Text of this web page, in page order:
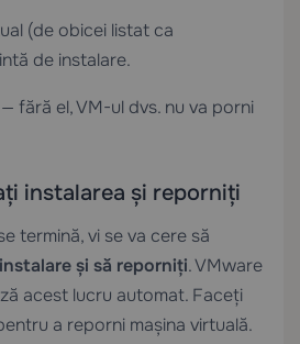
(de obicei listat ca
de instalare.
fără el, VM-ul dvs. nu va porni
instalarea și reporniți
termină, vi se va cere să
și să reporniți. VMware
acest lucru automat. Faceți
a reporni mașina virtuală.